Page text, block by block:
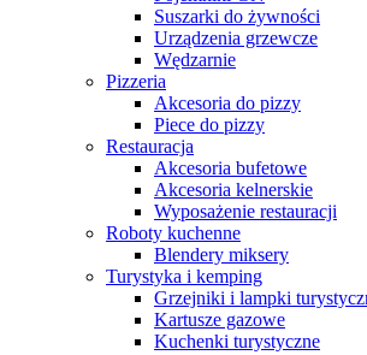
Suszarki do żywności
Urządzenia grzewcze
Wędzarnie
Pizzeria
Akcesoria do pizzy
Piece do pizzy
Restauracja
Akcesoria bufetowe
Akcesoria kelnerskie
Wyposażenie restauracji
Roboty kuchenne
Blendery miksery
Turystyka i kemping
Grzejniki i lampki
Kartusze gazowe
Kuchenki turystyczne